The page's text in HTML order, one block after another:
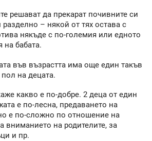
решават да прекарат почивните си
– някой от тях остава с
някъде с по-големия или едното
на бабата.
във възрастта има още един такъв
на децата.
какво е по-добре. 2 деца от един
е по-лесна, предаването на
е по-сложно по отношение на
вниманието на родителите, за
и пр.